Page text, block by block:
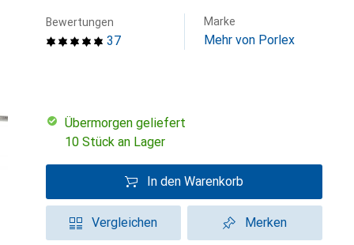
37
Bewertungen Marke
Mehr von Porlex
übermorgen geliefert
10 Stück an Lager
In den Warenkorb
Vergleichen Merken